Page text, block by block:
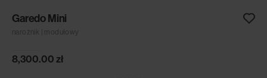
Toscana Mini
narożnik | modułowy
8,480.00 zł